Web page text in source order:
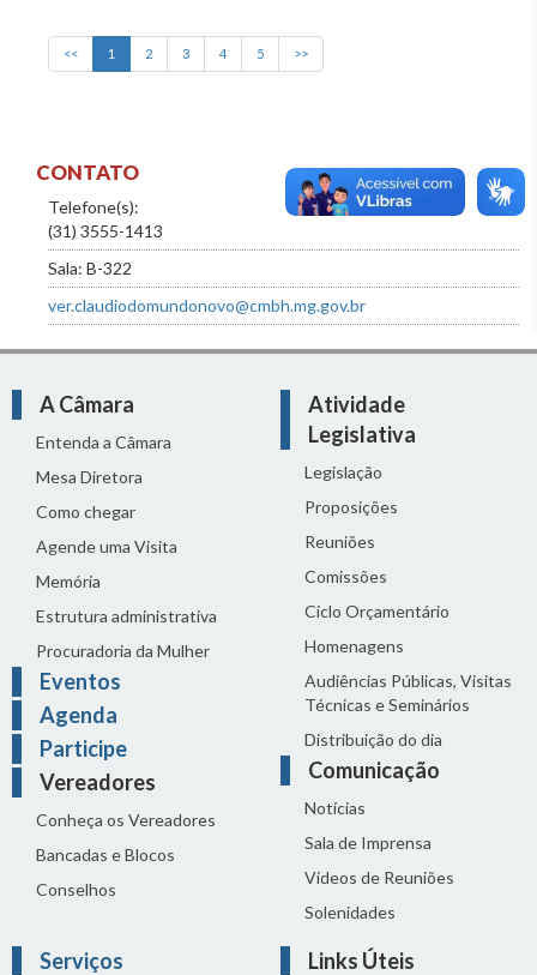
<< 1 2 3 4 5 >>
CONTATO
Telefone(s):
(31) 3555-1413
Sala: B-322
ver.claudiodomundonovo@cmbh.mg.gov.br
A Câmara
Entenda a Câmara
Mesa Diretora
Como chegar
Agende uma Visita
Memória
Estrutura administrativa
Procuradoria da Mulher
Eventos
Agenda
Participe
Vereadores
Conheça os Vereadores
Bancadas e Blocos
Conselhos
Atividade
Legislativa
Legislação
Proposições
Reuniões
Comissões
Ciclo Orçamentário
Homenagens
Audiências Públicas, Visitas
Técnicas e Seminários
Distribuição do dia
Comunicação
Notícias
Sala de Imprensa
Vídeos de Reuniões
Solenidades
Serviços Links Úteis